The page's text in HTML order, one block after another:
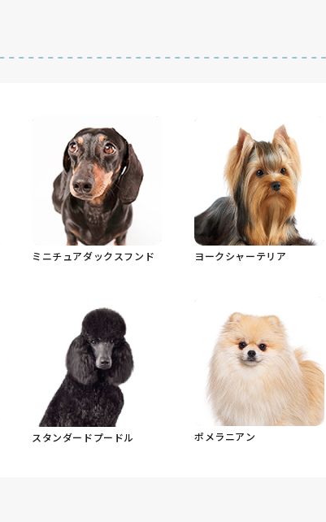
ミニチュアダックスフンド ヨークシャーテリア
スタンダードプードル ポメラニアン